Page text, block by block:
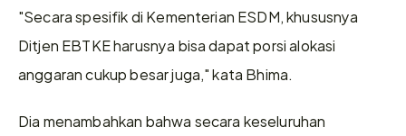
"Secara spesifik di Kementerian ESDM, khususnya
Ditjen EBTKE harusnya bisa dapat porsi alokasi
anggaran cukup besar juga," kata Bhima.
Dia menambahkan bahwa secara keseluruhan